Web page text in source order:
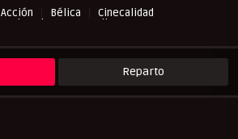
Acción
Bélica
Cinecalidad
Historia
NewPelis org
Peliculas Subtituladas
Peliculasflix
Pelismart
RepelisHD.TV
UltraPelisHD
Verpeliculasultra
Reparto